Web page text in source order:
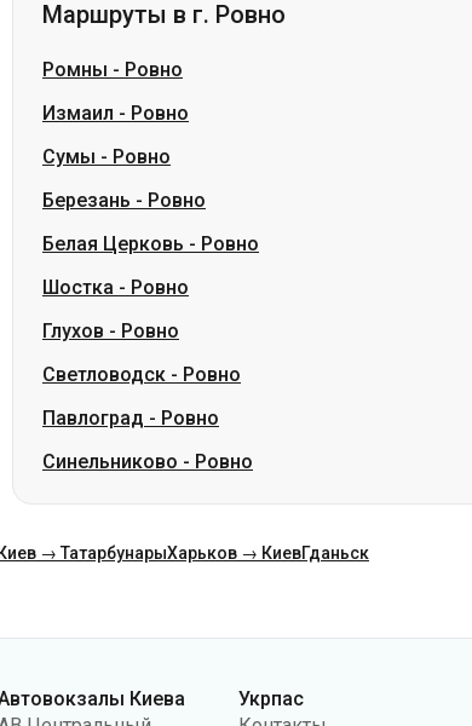
Сумы-Ровно
Березань-Ровно
Белая Церковь-
Шостка-Ровно
Глухов-Ровно
Светловодск-Ровно
Павлоград-Ровно
Синельниково-
Киев → ТатарбунарыХарьков → Киев
АС Южная
АС Дарница
Политика
конфиденциальности